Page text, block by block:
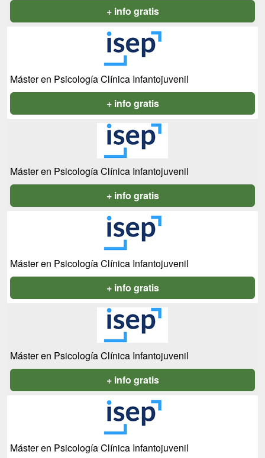
+ info gratis
Máster en Psicología Clínica Infantojuvenil
+ info gratis
Máster en Psicología Clínica Infantojuvenil
+ info gratis
Máster en Psicología Clínica Infantojuvenil
+ info gratis
Máster en Psicología Clínica Infantojuvenil
+ info gratis
Máster en Psicología Clínica Infantojuvenil